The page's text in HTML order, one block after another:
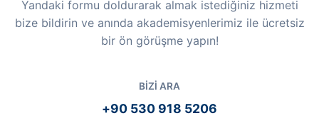
Yandaki formu doldurarak almak istediğiniz hizmeti
bize bildirin ve anında akademisyenlerimiz ile ücretsiz
bir ön görüşme yapın!
BIZI ARA
+90 530 918 5206